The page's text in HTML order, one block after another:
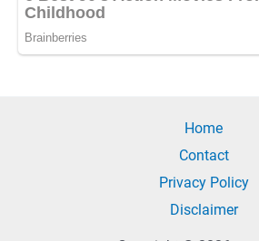
Home
Contact
Privacy Policy
Disclaimer